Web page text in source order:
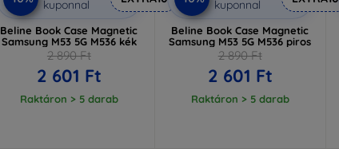
kuponnal
Beline Book Case Magnetic
Samsung M53 5G M536 kék
2 890 Ft
2 601 Ft
Raktáron > 5 darab
kuponnal
Beline Book Case Magnetic
Samsung M53 5G M536 piros
2 890 Ft
2 601 Ft
Raktáron > 5 darab